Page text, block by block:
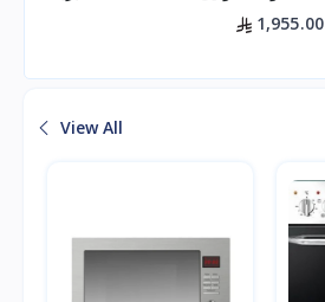
فعال للم
1,955.00
View All